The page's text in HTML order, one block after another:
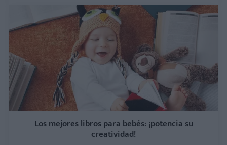
Los mejores libros para bebés: ¡potencia su
creatividad!